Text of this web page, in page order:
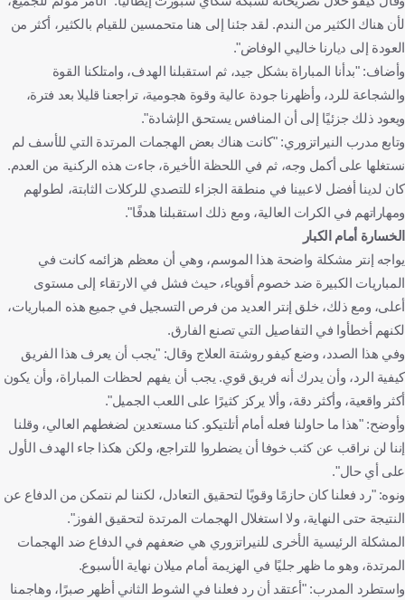
لأن هناك الكثير من الندم. لقد جئنا إلى هنا متحمسين للقيام بالكثير، أكثر من
العودة إلى ديارنا خاليي الوفاض".
وأضاف: "بدأنا المباراة بشكل جيد، ثم استقبلنا الهدف، وامتلكنا القوة
والشجاعة للرد، وأظهرنا جودة عالية وقوة هجومية، تراجعنا قليلا بعد فترة،
ويعود ذلك جزئيًا إلى أن المنافس يستحق الإشادة".
وتابع مدرب النيراتزوري: "كانت هناك بعض الهجمات المرتدة التي للأسف لم
نستغلها على أكمل وجه، ثم في اللحظة الأخيرة، جاءت هذه الركنية من العدم.
كان لدينا أفضل لاعبينا في منطقة الجزاء للتصدي للركلات الثابتة، لطولهم
ومهاراتهم في الكرات العالية، ومع ذلك استقبلنا هدفًا".
الخسارة أمام الكبار
يواجه إنتر مشكلة واضحة هذا الموسم، وهي أن معظم هزائمه كانت في
المباريات الكبيرة ضد خصوم أقوياء، حيث فشل في الارتقاء إلى مستوى
أعلى، ومع ذلك، خلق إنتر العديد من فرص التسجيل في جميع هذه المباريات،
لكنهم أخطأوا في التفاصيل التي تصنع الفارق.
وفي هذا الصدد، وضع كيفو روشتة العلاج وقال: "يجب أن يعرف هذا الفريق
كيفية الرد، وأن يدرك أنه فريق قوي. يجب أن يفهم لحظات المباراة، وأن يكون
أكثر واقعية، وأكثر دقة، وألا يركز كثيرًا على اللعب الجميل".
وأوضح: "هذا ما حاولنا فعله أمام أتلتيكو. كنا مستعدين لضغطهم العالي، وقلنا
إننا لن نراقب عن كثب خوفا أن يضطروا للتراجع، ولكن هكذا جاء الهدف الأول
على أي حال".
ونوه: "رد فعلنا كان حازمًا وقويًا لتحقيق التعادل، لكننا لم نتمكن من الدفاع عن
النتيجة حتى النهاية، ولا استغلال الهجمات المرتدة لتحقيق الفوز".
المشكلة الرئيسية الأخرى للنيراتزوري هي ضعفهم في الدفاع ضد الهجمات
المرتدة، وهو ما ظهر جليًا في الهزيمة أمام ميلان نهاية الأسبوع.
واستطرد المدرب: "أعتقد أن رد فعلنا في الشوط الثاني أظهر صبرًا، وهاجمنا